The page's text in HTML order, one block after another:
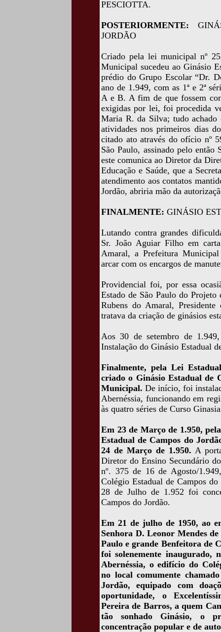
PESCIOTTA.
POSTERIORMENTE:
JORDÃO
Criado pela lei municipal nº
Municipal sucedeu ao Ginásio
prédio do Grupo Escolar “Dr.
ano de 1.949, com as 1ª e 2ª
A e B. A fim de que fossem
exigidas por lei, foi procedida
Maria R. da Silva; tudo
atividades nos primeiros dias
citado ato através do ofício nº
São Paulo, assinado pelo
este comunica ao Diretor da
Educação e Saúde, que a
atendimento aos contatos
Jordão, abriria mão da
FINALMENTE: GINÁSIO
Lutando contra grandes
Sr. João Aguiar Filho em
Amaral, a Prefeitura
arcar com os encargos de
Providencial foi, por essa
Estado de São Paulo do
Rubens do Amaral,
tratava da criação de ginásios
Aos 30 de setembro de
Instalação do Ginásio Estadual
Finalmente, pela Lei
criado o Ginásio Estadual de
Municipal. De início, foi
Abernéssia, funcionando em
às quatro séries de Curso
Em 23 de Março de 1.950,
Estadual de Campos do
24 de Março de 1.950. A
Diretor do Ensino Secundário
nº. 375 de 16 de Agosto/
Colégio Estadual de Campos
28 de Julho de 1.952 foi
Campos do Jordão.
Em 21 de julho de 1950, ao
Senhora D. Leonor Mendes
Paulo e grande Benfeitora de
foi solenemente
Abernéssia, o edifício do
no local comumente
Jordão, equipado com
oportunidade, o
Pereira de Barros, a quem
tão sonhado Ginásio, o
concentração popular e de